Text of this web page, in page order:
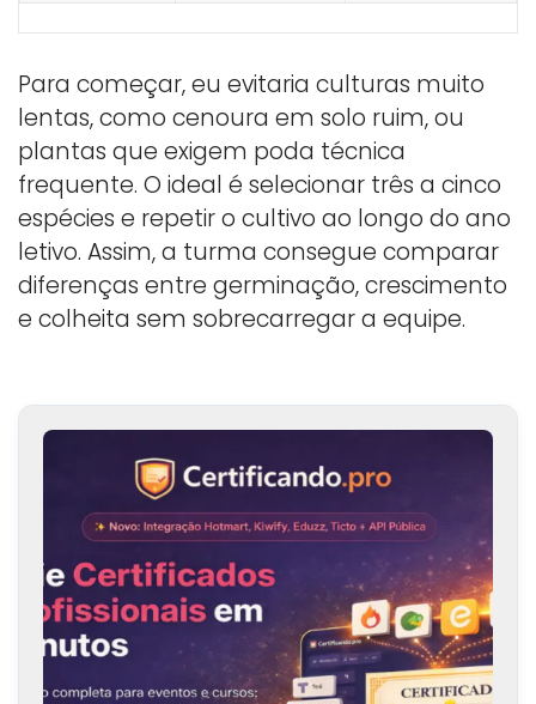
Para começar, eu evitaria culturas muito
lentas, como cenoura em solo ruim, ou
plantas que exigem poda técnica
frequente. O ideal é selecionar três a cinco
espécies e repetir o cultivo ao longo do ano
letivo. Assim, a turma consegue comparar
diferenças entre germinação, crescimento
e colheita sem sobrecarregar a equipe.